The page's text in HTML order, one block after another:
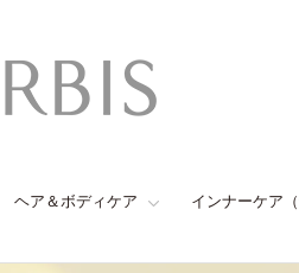
ヘア＆ボディケア インナーケア（